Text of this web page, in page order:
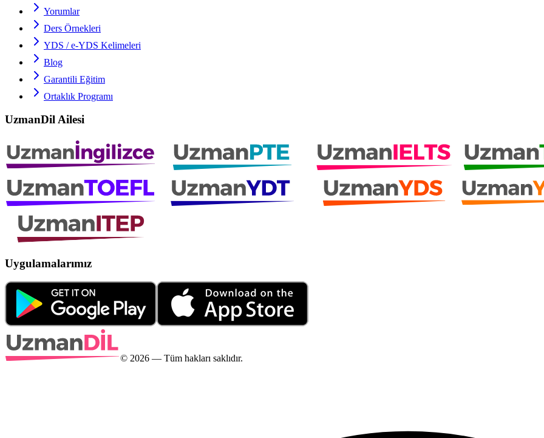
Yorumlar
Ders Örnekleri
YDS / e-YDS Kelimeleri
Blog
Garantili Eğitim
Ortaklık Programı
UzmanDil Ailesi
Uygulamalarımız
© 2026 — Tüm hakları saklıdır.